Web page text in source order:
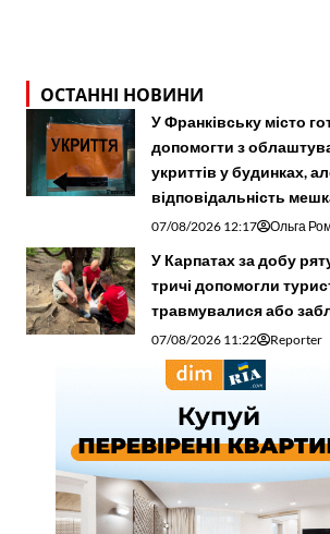
ОСТАННІ НОВИНИ
У Франківську місто
допомогти з
укриттів у будинках,
відповідальність
07/08/2026 12:17 Ольга
У Карпатах за добу
тричі допомогли
травмувалися або
07/08/2026 11:22 Reporter